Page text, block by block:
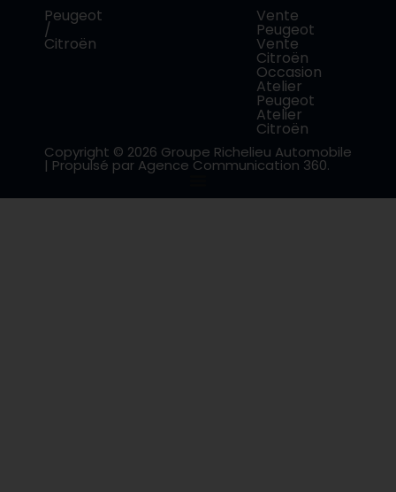
Peugeot
/
Citroën
Vente
Peugeot
Vente
Citroën
Occasion
Atelier
Peugeot
Atelier
Citroën
Copyright © 2026 Groupe Richelieu Automobile
| Propulsé par Agence Communication 360.